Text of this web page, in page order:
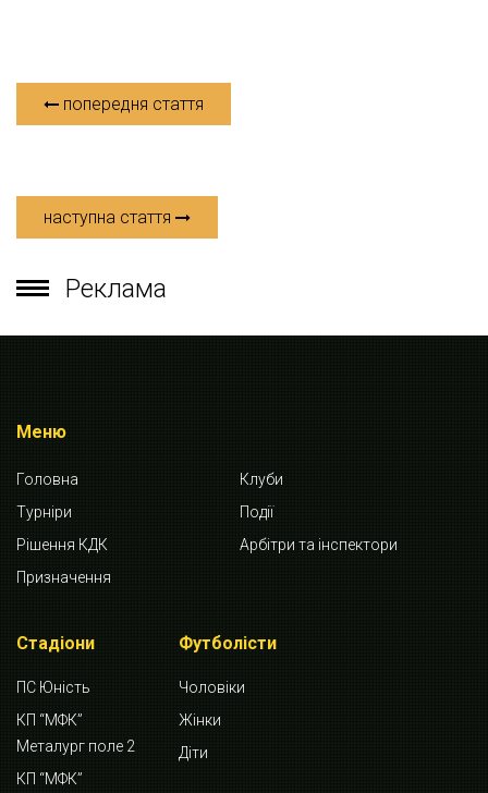
попередня стаття
наступна стаття
Реклама
Меню
Головна
Клуби
Турніри
Події
Рішення КДК
Арбітри та інспектори
Призначення
Стадіони
ПС Юність
КП “МФК”
Металург поле 2
КП “МФК”
Футболісти
Чоловіки
Жінки
Діти